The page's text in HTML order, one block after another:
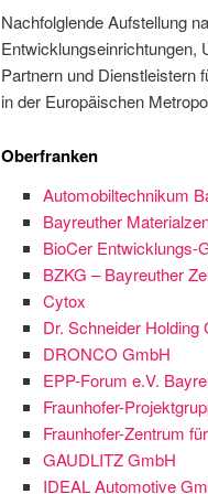
springen
springen
Nachfolglende Aufstellung
Entwicklungseinrichtungen,
Partnern und Dienstleistern
in der Europäischen
Oberfranken
Automobiltechnikum
Bayreuther
BioCer Entwicklungs-
BZKG – Bayreuther
Cytox
Dr. Schneider Holding
DRONCO GmbH
EPP-Forum e.V.
Fraunhofer-
Fraunhofer-Zentrum
GAUDLITZ GmbH
IDEAL Automotive